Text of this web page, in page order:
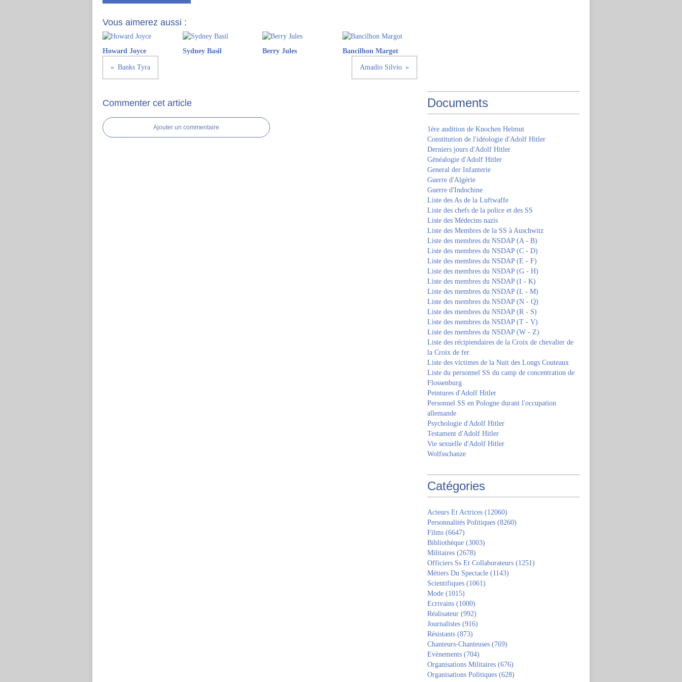
Vous aimerez aussi :
Howard Joyce Sydney Basil Berry Jules Bancilhon Margot
Banks Tyra Amadio Silvio
Commenter cet article
Ajouter un commentaire
Documents
1ère audition de Knochen Helmut
Constitution de l'idéologie d'Adolf Hitler
Derniers jours d'Adolf Hitler
Généalogie d'Adolf Hitler
General der Infanterie
Guerre d'Algérie
Guerre d'Indochine
Liste des As de la Luftwaffe
Liste des chefs de la police et des SS
Liste des Médecins nazis
Liste des Membres de la SS à Auschwitz
Liste des membres du NSDAP (A - B)
Liste des membres du NSDAP (C - D)
Liste des membres du NSDAP (E - F)
Liste des membres du NSDAP (G - H)
Liste des membres du NSDAP (I - K)
Liste des membres du NSDAP (L - M)
Liste des membres du NSDAP (N - Q)
Liste des membres du NSDAP (R - S)
Liste des membres du NSDAP (T - V)
Liste des membres du NSDAP (W - Z)
Liste des récipiendaires de la Croix de chevalier de
la Croix de fer
Liste des victimes de la Nuit des Longs Couteaux
Liste du personnel SS du camp de concentration de
Flossenburg
Peintures d'Adolf Hitler
Personnel SS en Pologne durant l'occupation
allemande
Psychologie d'Adolf Hitler
Testament d'Adolf Hitler
Vie sexuelle d'Adolf Hitler
Wolfsschanze
Catégories
Acteurs Et Actrices (12060)
Personnalités Politiques (8260)
Films (6647)
Bibliothèque (3003)
Militaires (2678)
Officiers Ss Et Collaborateurs (1251)
Métiers Du Spectacle (1143)
Scientifiques (1061)
Mode (1015)
Ecrivains (1000)
Réalisateur (992)
Journalistes (916)
Résistants (873)
Chanteurs-Chanteuses (769)
Evènements (704)
Organisations Militaires (676)
Organisations Politiques (628)